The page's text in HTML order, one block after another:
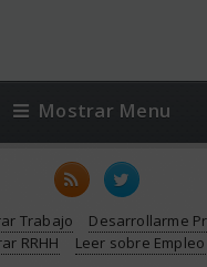
Mostrar Menu
Trabajo
Desarrollarme
RRHH
Leer sobre Empleo